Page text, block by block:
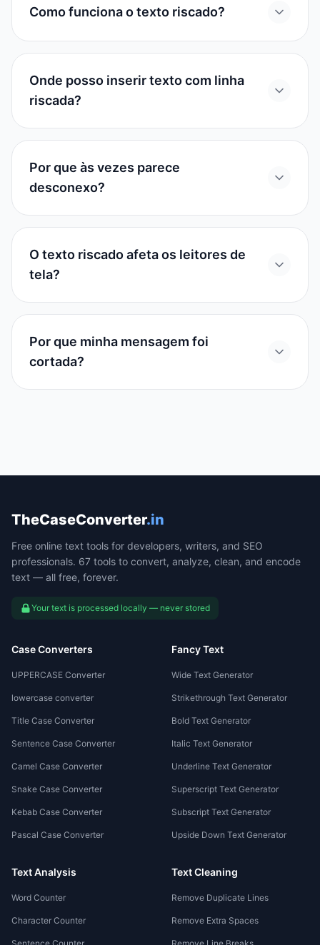
Como funciona o texto riscado?
Onde posso inserir texto com linha
riscada?
Por que às vezes parece
desconexo?
O texto riscado afeta os leitores de
tela?
Por que minha mensagem foi
cortada?
TheCaseConverter.in
Free online text tools for developers, writers, and SEO
professionals. 67 tools to convert, analyze, clean, and encode
text — all free, forever.
Your text is processed locally — never stored
Case Converters
UPPERCASE Converter
lowercase converter
Title Case Converter
Sentence Case Converter
Camel Case Converter
Snake Case Converter
Kebab Case Converter
Pascal Case Converter
Fancy Text
Wide Text Generator
Strikethrough Text Generator
Bold Text Generator
Italic Text Generator
Underline Text Generator
Superscript Text Generator
Subscript Text Generator
Upside Down Text Generator
Text Analysis
Word Counter
Character Counter
Text Cleaning
Remove Duplicate Lines
Remove Extra Spaces